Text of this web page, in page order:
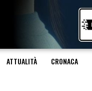
ATTUALITÀ CRONACA